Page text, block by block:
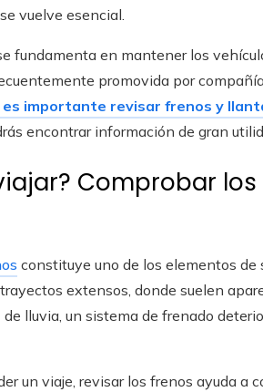
vuelve esencial.
fundamenta en mantener los
promovida por
es importante revisar frenos y
encontrar información de gran
Comprobar
constituye uno de los elementos
extensos, donde suelen
lluvia, un sistema de frenado
un viaje, revisar los frenos ayuda a